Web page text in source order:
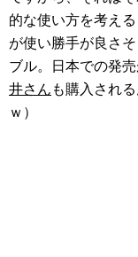
的な使い方を考え
が使い勝手が良さ
ブル。日本での発
井さん も購入され
ｗ）